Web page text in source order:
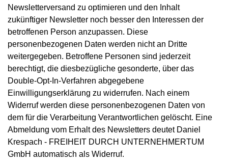
Newsletterversand zu optimieren und den Inhalt
zukünftiger Newsletter noch besser den Interessen der
betroffenen Person anzupassen. Diese
personenbezogenen Daten werden nicht an Dritte
weitergegeben. Betroffene Personen sind jederzeit
berechtigt, die diesbezügliche gesonderte, über das
Double-Opt-In-Verfahren abgegebene
Einwilligungserklärung zu widerrufen. Nach einem
Widerruf werden diese personenbezogenen Daten von
dem für die Verarbeitung Verantwortlichen gelöscht. Eine
Abmeldung vom Erhalt des Newsletters deutet Daniel
Krespach - FREIHEIT DURCH UNTERNEHMERTUM
GmbH automatisch als Widerruf.